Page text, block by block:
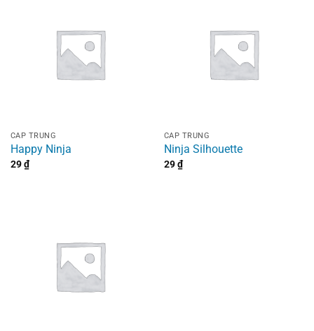
CẤP TRUNG
Happy Ninja
29₫
CẤP TRUNG
Ninja Silhouette
29₫